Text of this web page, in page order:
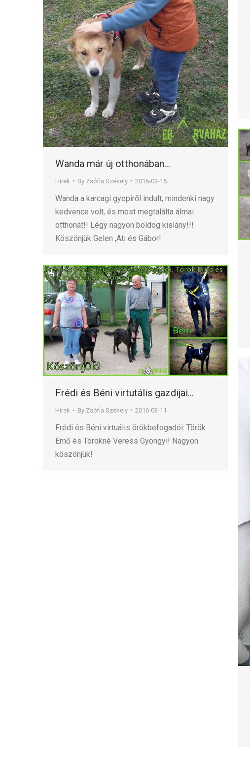
Wanda már új otthonában…
Hírek By Zsófia Székely 2016-03-15
Wanda a karcagi gyepiről indult, mindenki nagy
kedvence volt, és most megtalálta álmai
otthonát!! Légy nagyon boldog kislány!!!
Köszönjük Gelen ,Ati és Gábor!
Frédi és Béni virtutális gazdijai…
Hírek By Zsófia Székely 2016-03-11
Frédi és Béni virtuális örökbefogadói: Török
Ernő és Törökné Veress Gyöngyi! Nagyon
köszönjük!